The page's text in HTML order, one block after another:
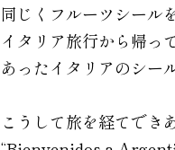
同じくフルーツシール
イタリア旅行から帰っ
あったイタリアのシー
こうして旅を経てで